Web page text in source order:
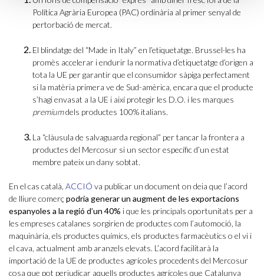
Política Agrària Europea (PAC) ordinària al primer senyal de
pertorbació de mercat.
El blindatge del “Made in Italy” en l’etiquetatge. Brussel·les ha
promès accelerar i endurir la normativa d’etiquetatge d’origen a
tota la UE per garantir que el consumidor sàpiga perfectament
si la matèria primera ve de Sud-amèrica, encara que el producte
s’hagi envasat a la UE i així protegir les D.O. i les marques
premiumdels productes 100% italians.
La “clàusula de salvaguarda regional” per tancar la frontera a
productes del Mercosur si un sector específic d’un estat
membre pateix un dany sobtat.
En el cas català, ACCIÓ va publicar un document on deia que l’acord
de lliure comerçpodria generar un augment de les exportacions
espanyoles a la regió d’un 40% i que les principals oportunitats per a
les empreses catalanes sorgirien de productes com l’automoció, la
maquinària, els productes químics, els productes farmacèutics o el vi i
el cava, actualment amb aranzels elevats. L’acord facilitarà la
importació de la UE de productes agrícoles procedents del Mercosur
cosa que pot perjudicar aquells productes agrícoles que Catalunya